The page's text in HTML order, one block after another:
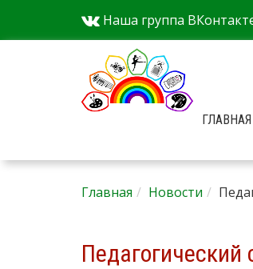
Наша группа
ГЛАВНАЯ
Главная Новости